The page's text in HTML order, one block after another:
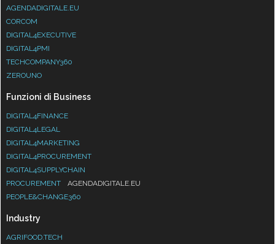
AGENDADIGITALE.EU
CORCOM
DIGITAL4EXECUTIVE
DIGITAL4PMI
TECHCOMPANY360
ZEROUNO
Funzioni di Business
DIGITAL4FINANCE
DIGITAL4LEGAL
DIGITAL4MARKETING
DIGITAL4PROCUREMENT
DIGITAL4SUPPLYCHAIN
PROCUREMENT
AGENDADIGITALE.EU
PEOPLE&CHANGE360
Industry
AGRIFOOD.TECH